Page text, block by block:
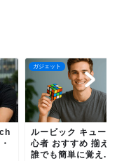
ガジェット
ルービック キューブ
心者 おすすめ 揃え
誰でも簡単に覚え...